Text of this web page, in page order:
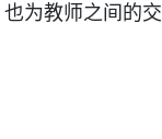
教师之间的